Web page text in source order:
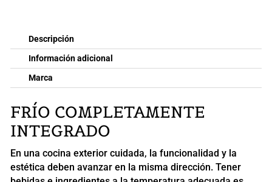
Descripción
Información adicional
Marca
FRÍO COMPLETAMENTE
INTEGRADO
En una cocina exterior cuidada, la funcionalidad y la
estética deben avanzar en la misma dirección. Tener